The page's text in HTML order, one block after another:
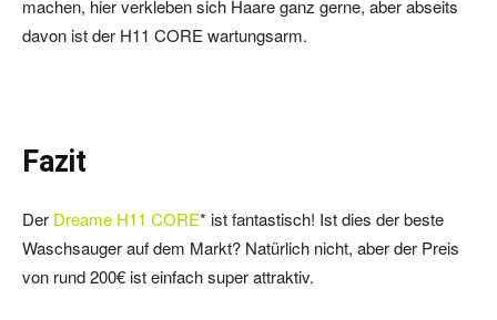
machen, hier verkleben sich Haare ganz gerne, aber abseits
davon ist der H11 CORE wartungsarm.
Fazit
Der Dreame H11 CORE* ist fantastisch! Ist dies der beste
Waschsauger auf dem Markt? Natürlich nicht, aber der Preis
von rund 200€ ist einfach super attraktiv.